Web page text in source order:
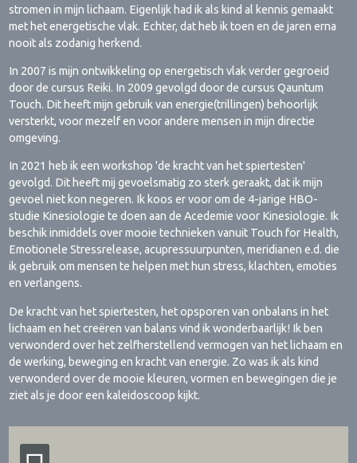
stromen in mijn lichaam. Eigenlijk had ik als kind al kennis gemaakt
met het energetische vlak. Echter, dat heb ik toen en de jaren erna
nooit als zodanig herkend.
In 2007 is mijn ontwikkeling op energetisch vlak verder gegroeid
door de cursus Reiki. In 2009 gevolgd door de cursus Qauntum
Touch. Dit heeft mijn gebruik van energie(trillingen) behoorlijk
versterkt, voor mezelf en voor andere mensen in mijn directie
omgeving.
In 2021 heb ik een workshop 'de kracht van het spiertesten'
gevolgd. Dit heeft mij gevoelsmatig zo sterk geraakt, dat ik mijn
gevoel niet kon negeren. Ik koos er voor om de 4-jarige HBO-
studie Kinesiologie te doen aan de Acedemie voor Kinesiologie. Ik
beschik inmiddels over mooie technieken vanuit Touch for Health,
Emotionele Stressrelease, acupressuurpunten, meridianen e.d. die
ik gebruik om mensen te helpen met hun stress, klachten, emoties
en verlangens.
De kracht van het spiertesten, het opsporen van onbalans in het
lichaam en het creëren van balans vind ik wonderbaarlijk! Ik ben
verwonderd over het zelfherstellend vermogen van het lichaam en
de werking, beweging en kracht van energie. Zo was ik als kind
verwonderd over de mooie kleuren, vormen en bewegingen die je
ziet als je door een kaleidoscoop kijkt.